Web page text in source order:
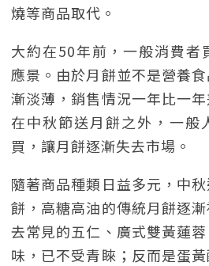
燒等商品取代。
大約在50年前，一般消費者
應景。由於月餅並不是營養
漸淡薄，銷售情況一年比一
在中秋節送月餅之外，一般
買，讓月餅逐漸失去市場。
隨著商品種類日益多元，中
餅，高糖高油的傳統月餅逐
去常見的五仁、廣式雙黃蓮
味，已不受青睞；反而是蛋